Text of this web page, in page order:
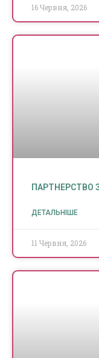
16 Червня, 2026
ПАРТНЕРСТВО
ДЕТАЛЬНІШЕ
11 Червня, 2026